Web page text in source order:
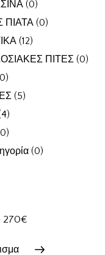
(0)
ΠΙΑΤΑ (0)
(12)
ΠΙΤΕΣ (0)
(5)
(0)
270€